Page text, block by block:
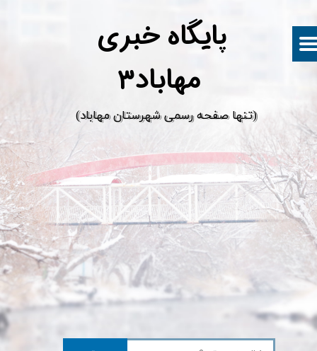
پایگاه خبری
​(تنها صفحه رسمی شهرستان مهاباد)